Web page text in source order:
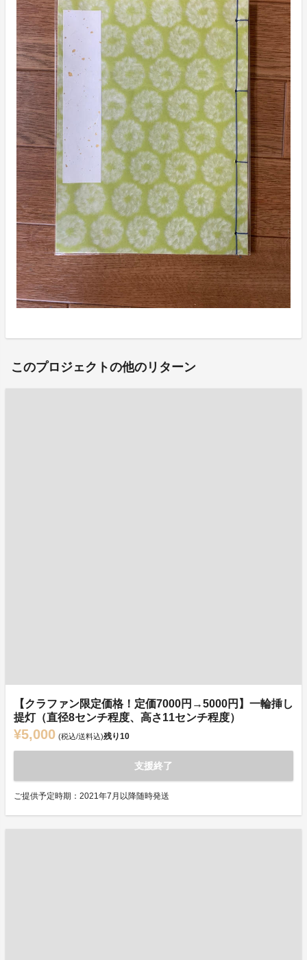
このプロジェクトの他のリターン
【クラファン限定価格！定価7000円→5000円】一輪挿し
提灯（直径8センチ程度、高さ11センチ程度）
¥5,000 (税込/送料込)残り10
支援終了
ご提供予定時期：2021年7月以降随時発送